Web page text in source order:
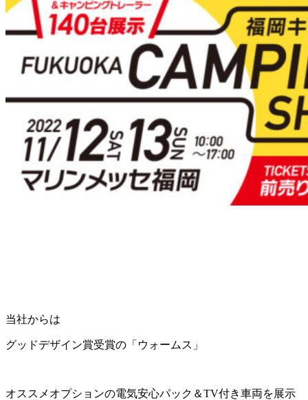
当社からは
グッドデザイン賞受賞の「ウォームス」
オススメオプションの電気安心パック＆TV付き車両を展示